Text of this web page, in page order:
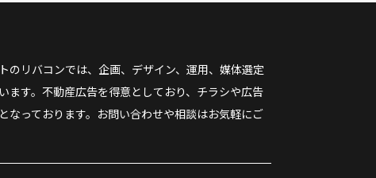
リバコンでは、企画、デザイン、運用、媒体選定
ます。不動産広告を得意としており、チラシや広告
っております。お問い合わせや相談はお気軽にご